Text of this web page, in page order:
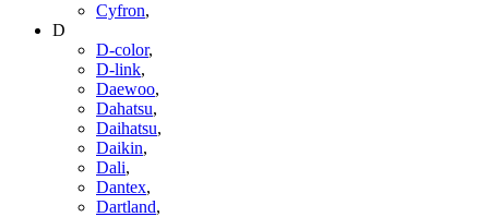
Cyfron,
D
D-color,
D-link,
Daewoo,
Dahatsu,
Daihatsu,
Daikin,
Dali,
Dantex,
Dartland,